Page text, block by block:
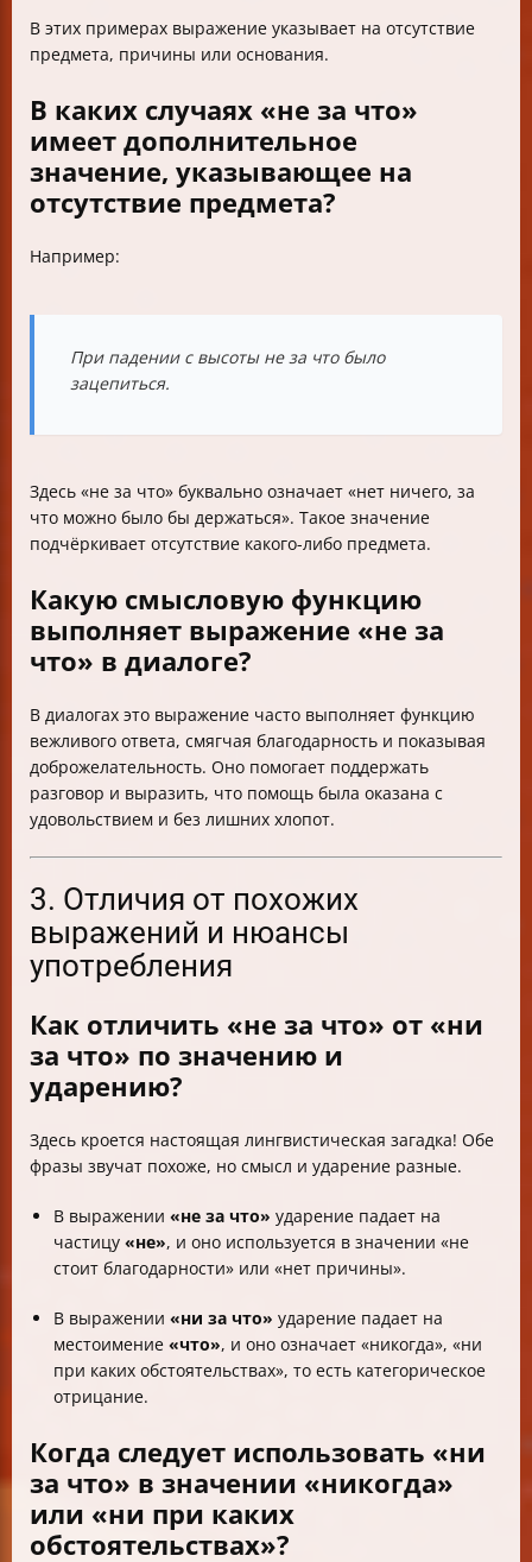
В этих примерах выражение указывает на отсутствие
предмета, причины или основания.
В каких случаях «не за что»
имеет дополнительное
значение, указывающее на
отсутствие предмета?
Например:
При падении с высоты не за что было
зацепиться.
Здесь «не за что» буквально означает «нет ничего, за
что можно было бы держаться». Такое значение
подчёркивает отсутствие какого-либо предмета.
Какую смысловую функцию
выполняет выражение «не за
что» в диалоге?
В диалогах это выражение часто выполняет функцию
вежливого ответа, смягчая благодарность и показывая
доброжелательность. Оно помогает поддержать
разговор и выразить, что помощь была оказана с
удовольствием и без лишних хлопот.
3. Отличия от похожих
выражений и нюансы
употребления
Как отличить «не за что» от «ни
за что» по значению и
ударению?
Здесь кроется настоящая лингвистическая загадка! Обе
фразы звучат похоже, но смысл и ударение разные.
В выражении «не за что» ударение падает на
частицу «не», и оно используется в значении «не
стоит благодарности» или «нет причины».
В выражении «ни за что» ударение падает на
местоимение «что», и оно означает «никогда», «ни
при каких обстоятельствах», то есть категорическое
отрицание.
Когда следует использовать «ни
за что» в значении «никогда»
или «ни при каких
обстоятельствах»?